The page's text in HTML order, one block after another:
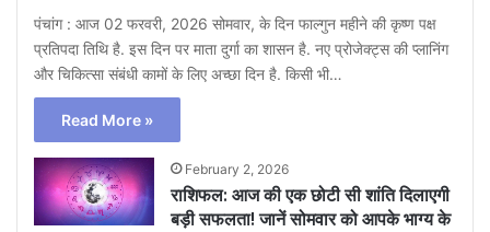
पंचांग : आज 02 फरवरी, 2026 सोमवार, के दिन फाल्गुन महीने की कृष्ण पक्ष
प्रतिपदा तिथि है. इस दिन पर माता दुर्गा का शासन है. नए प्रोजेक्ट्स की प्लानिंग
और चिकित्सा संबंधी कामों के लिए अच्छा दिन है. किसी भी…
Read More »
February 2, 2026
राशिफल: आज की एक छोटी सी शांति दिलाएगी
बड़ी सफलता! जानें सोमवार को आपके भाग्य के